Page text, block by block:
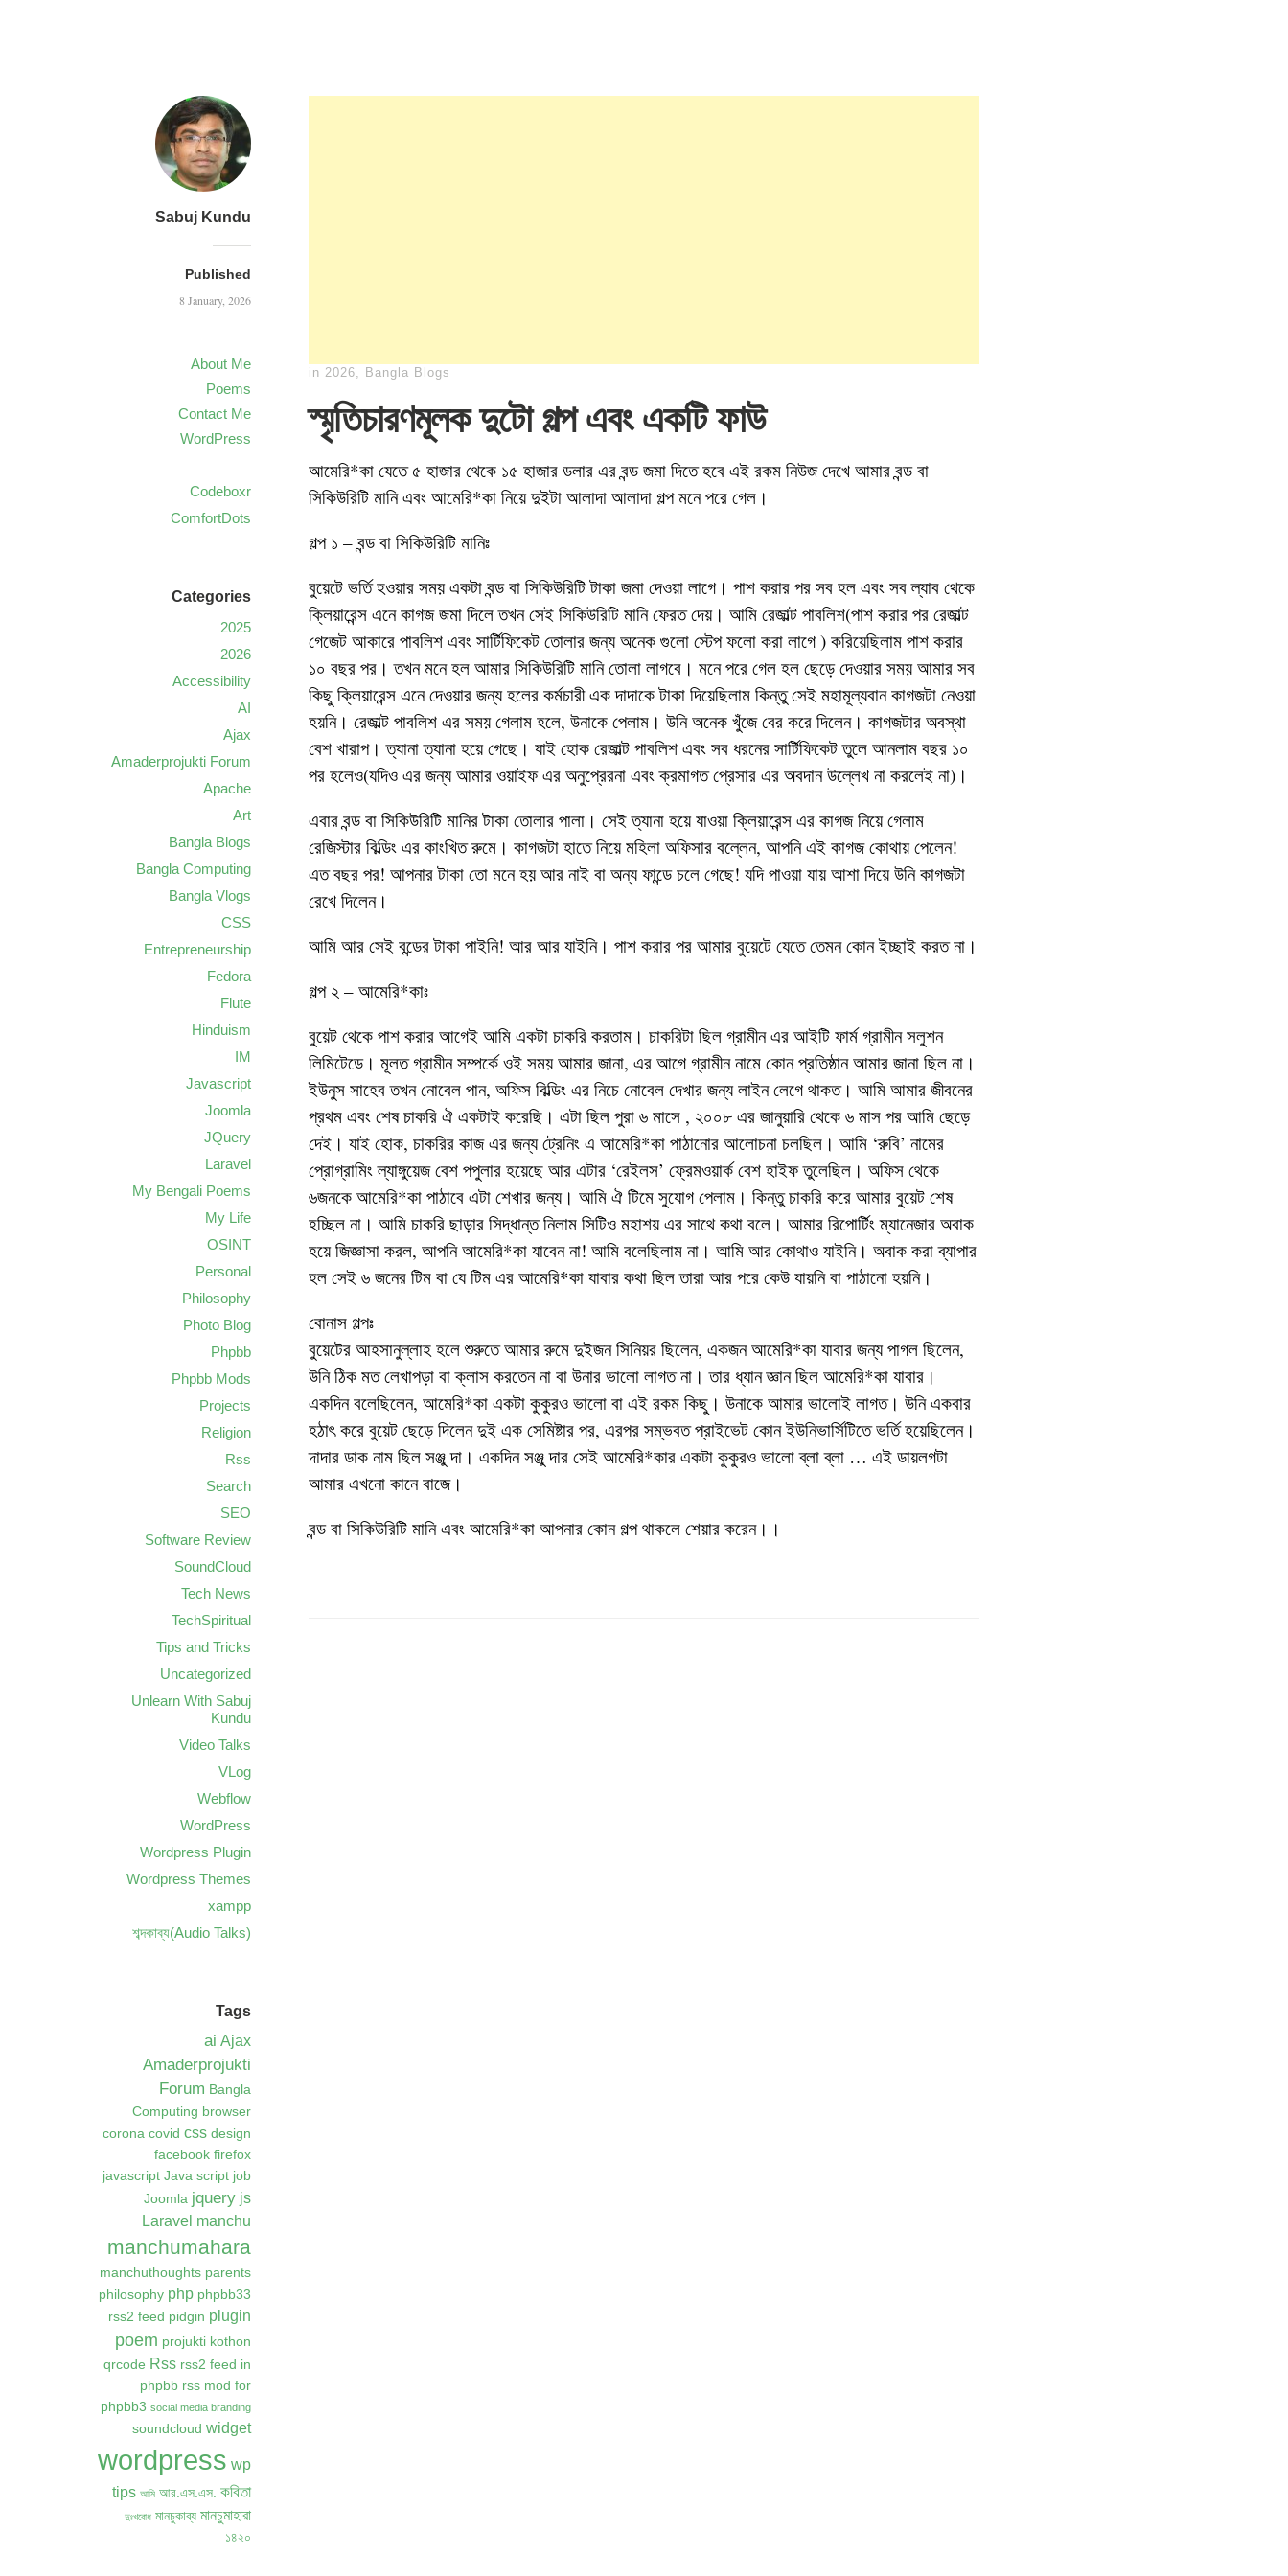
Sabuj Kundu
Published
8 January, 2026
About Me
Poems
Contact Me
WordPress
in 2026, Bangla Blogs
স্মৃতিচারণমূলক দুটো গল্প এবং একটি ফাউ
আমেরি*কা যেতে ৫ হাজার থেকে ১৫ হাজার ডলার এর বন্ড জমা দিতে হবে এই রকম নিউজ দেখে আমার বন্ড বা
সিকিউরিটি মানি এবং আমেরি*কা নিয়ে দুইটা আলাদা আলাদা গল্প মনে পরে গেল।
গল্প ১ – বন্ড বা সিকিউরিটি মানিঃ
বুয়েটে ভর্তি হওয়ার সময় একটা বন্ড বা সিকিউরিটি টাকা জমা দেওয়া লাগে। পাশ করার পর সব হল এবং সব ল্যাব থেকে
ক্লিয়ারেন্স এনে কাগজ জমা দিলে তখন সেই সিকিউরিটি মানি ফেরত দেয়। আমি রেজাল্ট পাবলিশ(পাশ করার পর রেজাল্ট
গেজেট আকারে পাবলিশ এবং সার্টিফিকেট তোলার জন্য অনেক গুলো স্টেপ ফলো করা লাগে ) করিয়েছিলাম পাশ করার
১০ বছর পর। তখন মনে হল আমার সিকিউরিটি মানি তোলা লাগবে। মনে পরে গেল হল ছেড়ে দেওয়ার সময় আমার সব
কিছু ক্লিয়ারেন্স এনে দেওয়ার জন্য হলের কর্মচারী এক দাদাকে টাকা দিয়েছিলাম কিন্তু সেই মহামূল্যবান কাগজটা নেওয়া
হয়নি। রেজাল্ট পাবলিশ এর সময় গেলাম হলে, উনাকে পেলাম। উনি অনেক খুঁজে বের করে দিলেন। কাগজটার অবস্থা
বেশ খারাপ। ত্যানা ত্যানা হয়ে গেছে। যাই হোক রেজাল্ট পাবলিশ এবং সব ধরনের সার্টিফিকেট তুলে আনলাম বছর ১০
পর হলেও(যদিও এর জন্য আমার ওয়াইফ এর অনুপ্রেরনা এবং ক্রমাগত প্রেসার এর অবদান উল্লেখ না করলেই না)।
এবার বন্ড বা সিকিউরিটি মানির টাকা তোলার পালা। সেই ত্যানা হয়ে যাওয়া ক্লিয়ারেন্স এর কাগজ নিয়ে গেলাম
রেজিস্টার বিল্ডিং এর কাংখিত রুমে। কাগজটা হাতে নিয়ে মহিলা অফিসার বল্লেন, আপনি এই কাগজ কোথায় পেলেন!
এত বছর পর! আপনার টাকা তো মনে হয় আর নাই বা অন্য ফান্ডে চলে গেছে! যদি পাওয়া যায় আশা দিয়ে উনি কাগজটা
রেখে দিলেন।
আমি আর সেই বন্ডের টাকা পাইনি! আর আর যাইনি। পাশ করার পর আমার বুয়েটে যেতে তেমন কোন ইচ্ছাই করত না।
গল্প ২ – আমেরি*কাঃ
বুয়েট থেকে পাশ করার আগেই আমি একটা চাকরি করতাম। চাকরিটা ছিল গ্রামীন এর আইটি ফার্ম গ্রামীন সলুশন
লিমিটেডে। মূলত গ্রামীন সম্পর্কে ওই সময় আমার জানা, এর আগে গ্রামীন নামে কোন প্রতিষ্ঠান আমার জানা ছিল না।
ইউনুস সাহেব তখন নোবেল পান, অফিস বিল্ডিং এর নিচে নোবেল দেখার জন্য লাইন লেগে থাকত। আমি আমার জীবনের
প্রথম এবং শেষ চাকরি ঐ একটাই করেছি। এটা ছিল পুরা ৬ মাসে , ২০০৮ এর জানুয়ারি থেকে ৬ মাস পর আমি ছেড়ে
দেই। যাই হোক, চাকরির কাজ এর জন্য ট্রেনিং এ আমেরি*কা পাঠানোর আলোচনা চলছিল। আমি ‘রুবি’ নামের
প্রোগ্রামিং ল্যাঙ্গুয়েজ বেশ পপুলার হয়েছে আর এটার ‘রেইলস’ ফ্রেমওয়ার্ক বেশ হাইফ তুলেছিল। অফিস থেকে
৬জনকে আমেরি*কা পাঠাবে এটা শেখার জন্য। আমি ঐ টিমে সুযোগ পেলাম। কিন্তু চাকরি করে আমার বুয়েট শেষ
হচ্ছিল না। আমি চাকরি ছাড়ার সিদ্ধান্ত নিলাম সিটিও মহাশয় এর সাথে কথা বলে। আমার রিপোর্টিং ম্যানেজার অবাক
হয়ে জিজ্ঞাসা করল, আপনি আমেরি*কা যাবেন না! আমি বলেছিলাম না। আমি আর কোথাও যাইনি। অবাক করা ব্যাপার
হল সেই ৬ জনের টিম বা যে টিম এর আমেরি*কা যাবার কথা ছিল তারা আর পরে কেউ যায়নি বা পাঠানো হয়নি।
বোনাস গল্পঃ
বুয়েটের আহসানুল্লাহ হলে শুরুতে আমার রুমে দুইজন সিনিয়র ছিলেন, একজন আমেরি*কা যাবার জন্য পাগল ছিলেন,
উনি ঠিক মত লেখাপড়া বা ক্লাস করতেন না বা উনার ভালো লাগত না। তার ধ্যান জ্ঞান ছিল আমেরি*কা যাবার।
একদিন বলেছিলেন, আমেরি*কা একটা কুকুরও ভালো বা এই রকম কিছু। উনাকে আমার ভালোই লাগত। উনি একবার
হঠাৎ করে বুয়েট ছেড়ে দিলেন দুই এক সেমিষ্টার পর, এরপর সম্ভবত প্রাইভেট কোন ইউনিভার্সিটিতে ভর্তি হয়েছিলেন।
দাদার ডাক নাম ছিল সঞ্জু দা। একদিন সঞ্জু দার সেই আমেরি*কার একটা কুকুরও ভালো ব্লা ব্লা … এই ডায়লগটা
আমার এখনো কানে বাজে।
বন্ড বা সিকিউরিটি মানি এবং আমেরি*কা আপনার কোন গল্প থাকলে শেয়ার করেন।।
Codeboxr
ComfortDots
Categories
2025
2026
Accessibility
AI
Ajax
Amaderprojukti Forum
Apache
Art
Bangla Blogs
Bangla Computing
Bangla Vlogs
CSS
Entrepreneurship
Fedora
Flute
Hinduism
IM
Javascript
Joomla
JQuery
Laravel
My Bengali Poems
My Life
OSINT
Personal
Philosophy
Photo Blog
Phpbb
Phpbb Mods
Projects
Religion
Rss
Search
SEO
Software Review
SoundCloud
Tech News
TechSpiritual
Tips and Tricks
Uncategorized
Unlearn With Sabuj
Kundu
Video Talks
VLog
Webflow
WordPress
Wordpress Plugin
Wordpress Themes
xampp
শব্দকাব্য(Audio Talks)
Tags
ai Ajax
Amaderprojukti
Forum Bangla
Computing browser
corona covid css design
facebook firefox
javascript Java script job
Joomla jquery js
Laravel manchu
manchumahara
manchuthoughts parents
philosophy php phpbb33
rss2 feed pidgin plugin
poem projukti kothon
qrcode Rss rss2 feed in
phpbb rss mod for
phpbb3 social media branding
soundcloud widget
wordpress wp
tips আমি আর.এস.এস. কবিতা
দুঃখবোধ মানচুকাব্য মানচুমাহারা
১৪২০